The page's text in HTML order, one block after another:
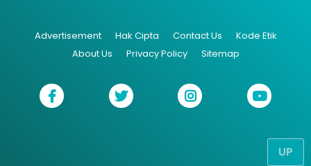
UP
Advertisement Hak Cipta Contact Us
Kode Etik
About Us
Privacy Policy Sitemap